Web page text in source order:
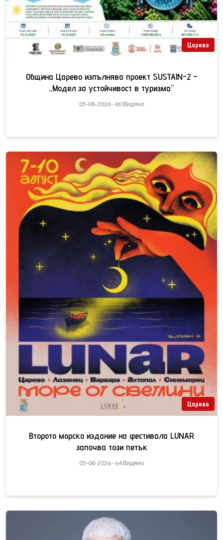
Царево
Община Царево изпълнява проект SUSTAIN-2 –
„Модел за устойчивост в туризма“
05-08-2026 - 60 Видяно
Царево
Второто морско издание на фестивала LUNAR
започва този петък
05-08-2026 - 64 Видяно